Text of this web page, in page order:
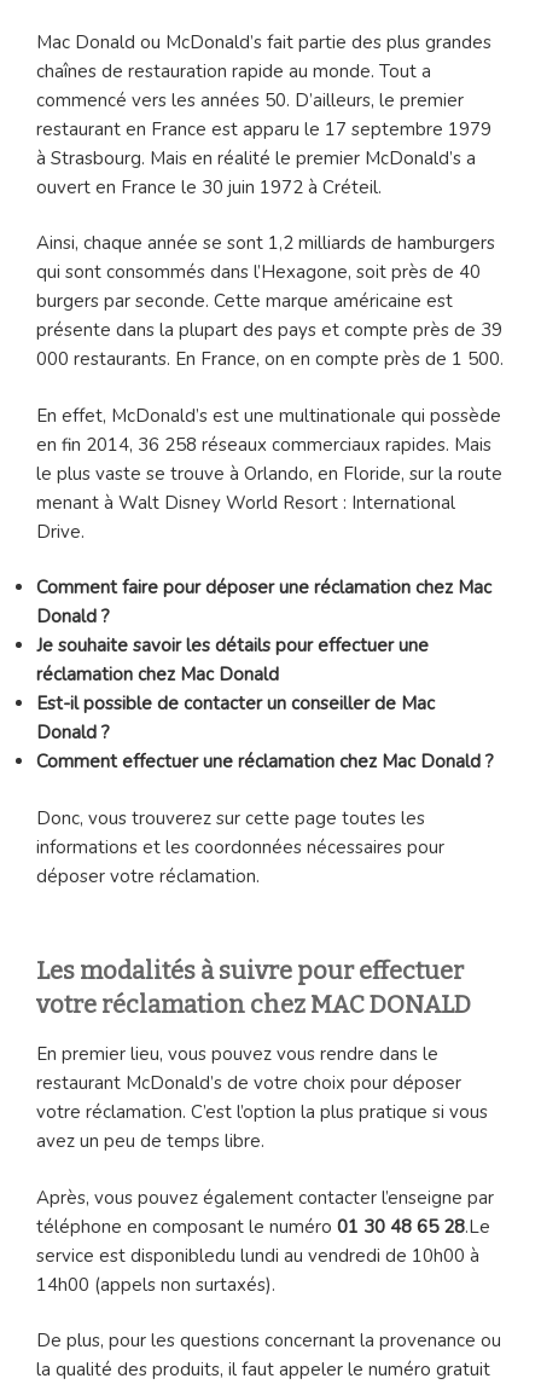
Mac Donald ou McDonald’s fait partie des plus grandes
chaînes de restauration rapide au monde. Tout a
commencé vers les années 50. D’ailleurs, le premier
restaurant en France est apparu le 17 septembre 1979
à Strasbourg. Mais en réalité le premier McDonald’s a
ouvert en France le 30 juin 1972 à Créteil.
Ainsi, chaque année se sont 1,2 milliards de hamburgers
qui sont consommés dans l’Hexagone, soit près de 40
burgers par seconde. Cette marque américaine est
présente dans la plupart des pays et compte près de 39
000 restaurants. En France, on en compte près de 1 500.
En effet, McDonald’s est une multinationale qui possède
en fin 2014, 36 258 réseaux commerciaux rapides. Mais
le plus vaste se trouve à Orlando, en Floride, sur la route
menant à Walt Disney World Resort : International
Drive.
Comment faire pour déposer une réclamation chez Mac
Donald ?
Je souhaite savoir les détails pour effectuer une
réclamation chez Mac Donald
Est-il possible de contacter un conseiller de Mac
Donald ?
Comment effectuer une réclamation chez Mac Donald ?
Donc, vous trouverez sur cette page toutes les
informations et les coordonnées nécessaires pour
déposer votre réclamation.
Les modalités à suivre pour effectuer
votre réclamation chez MAC DONALD
En premier lieu, vous pouvez vous rendre dans le
restaurant McDonald’s de votre choix pour déposer
votre réclamation. C’est l’option la plus pratique si vous
avez un peu de temps libre.
Après, vous pouvez également contacter l’enseigne par
téléphone en composant le numéro 01 30 48 65 28.Le
service est disponibledu lundi au vendredi de 10h00 à
14h00 (appels non surtaxés).
De plus, pour les questions concernant la provenance ou
la qualité des produits, il faut appeler le numéro gratuit